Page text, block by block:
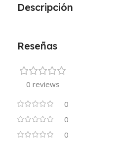
Descripción
Reseñas
0 reviews
0
0
0